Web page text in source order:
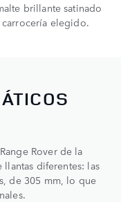
brillante satinado
elegido.
Rover de la
diferentes: las
de 305 mm, lo que